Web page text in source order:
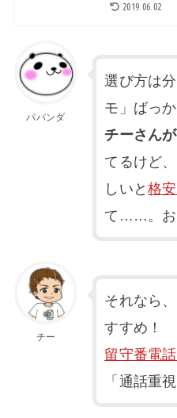
2019.06.02
パパンダ
選び方は
モ」ばっか
チーさん
てるけど
しいと格
て……。お
チー
それなら
すすめ！
留守番電
「通話重